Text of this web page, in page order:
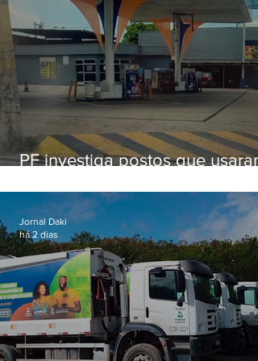
PF investiga postos que usaram
secretário morto em 2020
Jornal Daki
há 2 dias